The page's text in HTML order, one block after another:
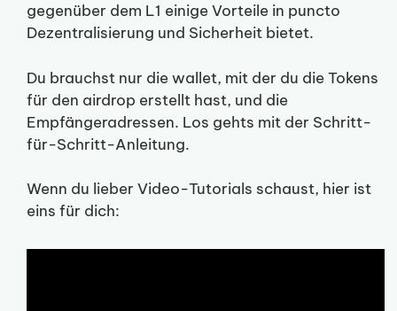
gegenüber dem L1 einige Vorteile in puncto
Dezentralisierung und Sicherheit bietet.
Du brauchst nur die wallet, mit der du die Tokens
für den airdrop erstellt hast, und die
Empfängeradressen. Los gehts mit der Schritt-
für-Schritt-Anleitung.
Wenn du lieber Video-Tutorials schaust, hier ist
eins für dich: